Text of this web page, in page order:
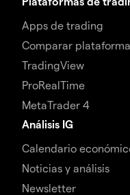
Apps de trading
Comparar
TradingView
ProRealTime
MetaTrader 4
Análisis IG
Calendario
Noticias y análisis
Newsletter